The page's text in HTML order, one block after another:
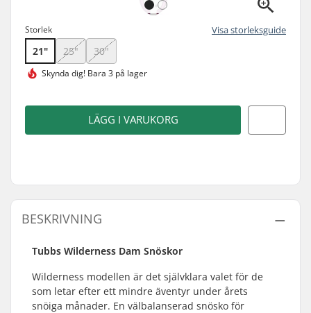
Storlek Visa storleksguide
21" 25" 30"
Skynda dig! Bara 3 på lager
LÄGG I VARUKORG
BESKRIVNING
Tubbs Wilderness Dam Snöskor
Wilderness modellen är det självklara valet för de
som letar efter ett mindre äventyr under årets
snöiga månader. En välbalanserad snösko för